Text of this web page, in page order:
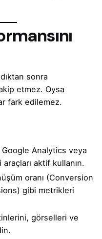
sonra
etmez. Oysa
fark edilemez.
Analytics veya
aktif kullanın.
oranı (Conversion
gibi metrikleri
görselleri ve